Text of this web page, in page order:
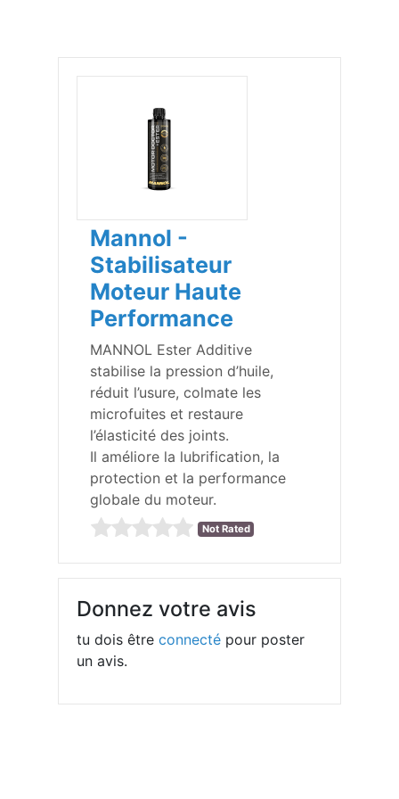
Mannol -
Stabilisateur
Moteur Haute
Performance
MANNOL Ester Additive
stabilise la pression d’huile,
réduit l’usure, colmate les
microfuites et restaure
l’élasticité des joints.
Il améliore la lubrification, la
protection et la performance
globale du moteur.
Not Rated
Donnez votre avis
tu dois êtreconnecté pour poster
un avis.